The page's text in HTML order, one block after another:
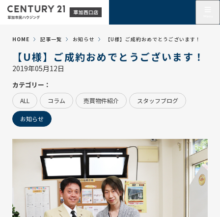
HOME 記事一覧 お知らせ 【U様】ご成約おめでとうございます！
【U様】ご成約おめでとうございます！
2019年05月12日
カテゴリー：
ALL コラム 売買物件紹介 スタッフブログ
お知らせ